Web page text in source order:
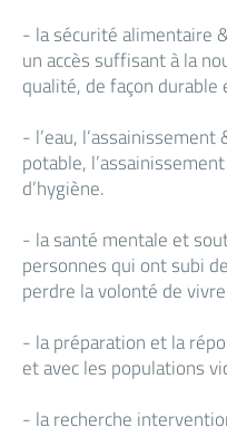
- la sécurité alimentaire
un accès suffisant à la
qualité, de façon durable
- l’eau, l’assainissement
potable,
d’hygiène.
- la santé mentale et
personnes qui ont subi
perdre la volonté de vivre
- la préparation et la
et avec les populations
- la recherche